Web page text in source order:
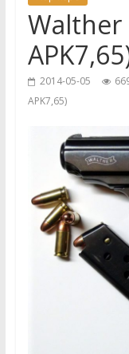
Walther
2014-05-05
APK7,65)